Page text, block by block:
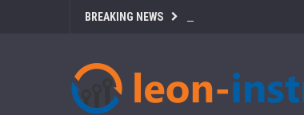
BREAKING NEWS